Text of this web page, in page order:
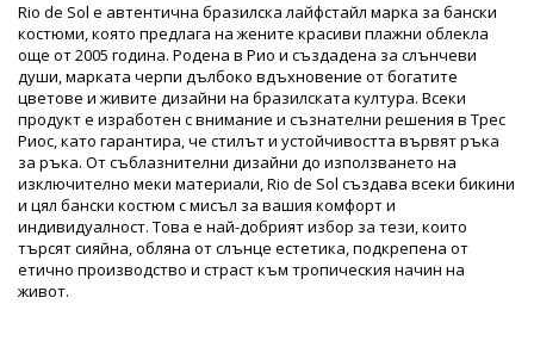
Отдел: ЖЕНИ, Долнища на бански
Пакетът включва: 1 x Долнища на бански (Други аксесоари
не са включени)
HS CODE: 6112.41.0010
SKU: 1981122568
EAN: XS (7899810324177), S (7899810324184), M (7899810324191),
L (7899810324207), XL (7899810324214)
Тегло: 45g / 0.1lb / 1.59oz
Ретуширани снимки
Инструкции за пране и грижа
Инструкции за грижа за: Rio de Sol Bottom Solar
Ibiza-Comfy
Rio de Sol е автентична бразилска лайфстайл марка за бански
костюми, която предлага на жените красиви плажни облекла
още от 2005 година. Родена в Рио и създадена за слънчеви
души, марката черпи дълбоко вдъхновение от богатите
цветове и живите дизайни на бразилската култура. Всеки
продукт е изработен с внимание и съзнателни решения в Трес
Риос, като гарантира, че стилът и устойчивостта вървят ръка
за ръка. От съблазнителни дизайни до използването на
изключително меки материали, Rio de Sol създава всеки бикини
и цял бански костюм с мисъл за вашия комфорт и
индивидуалност. Това е най-добрият избор за тези, които
търсят сияйна, обляна от слънце естетика, подкрепена от
етично производство и страст към тропическия начин на
живот.